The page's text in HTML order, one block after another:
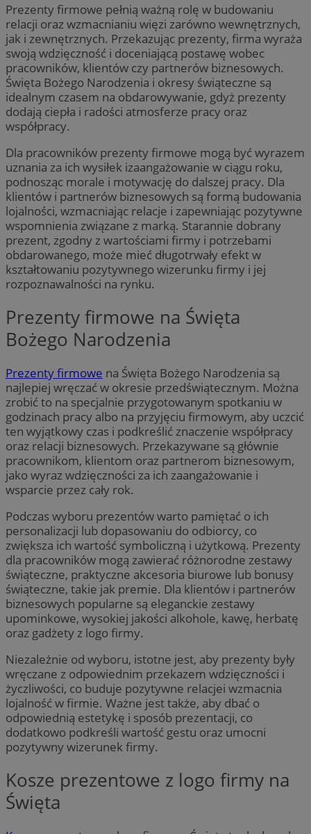
Prezenty firmowe pełnią ważną rolę w budowaniu
relacji oraz wzmacnianiu więzi zarówno wewnętrznych,
jak i zewnętrznych. Przekazując prezenty, firma wyraża
swoją wdzięczność i doceniającą postawę wobec
pracowników, klientów czy partnerów biznesowych.
Święta Bożego Narodzenia i okresy świąteczne są
idealnym czasem na obdarowywanie, gdyż prezenty
dodają ciepła i radości atmosferze pracy oraz
współpracy.
Dla pracowników prezenty firmowe mogą być wyrazem
uznania za ich wysiłek izaangażowanie w ciągu roku,
podnosząc morale i motywację do dalszej pracy. Dla
klientów i partnerów biznesowych są formą budowania
lojalności, wzmacniając relacje i zapewniając pozytywne
wspomnienia związane z marką. Starannie dobrany
prezent, zgodny z wartościami firmy i potrzebami
obdarowanego, może mieć długotrwały efekt w
kształtowaniu pozytywnego wizerunku firmy i jej
rozpoznawalności na rynku.
Prezenty firmowe na Święta
Bożego Narodzenia
Prezenty firmowe na Święta Bożego Narodzenia są
najlepiej wręczać w okresie przedświątecznym. Można
zrobić to na specjalnie przygotowanym spotkaniu w
godzinach pracy albo na przyjęciu firmowym, aby uczcić
ten wyjątkowy czas i podkreślić znaczenie współpracy
oraz relacji biznesowych. Przekazywane są głównie
pracownikom, klientom oraz partnerom biznesowym,
jako wyraz wdzięczności za ich zaangażowanie i
wsparcie przez cały rok.
Podczas wyboru prezentów warto pamiętać o ich
personalizacji lub dopasowaniu do odbiorcy, co
zwiększa ich wartość symboliczną i użytkową. Prezenty
dla pracowników mogą zawierać różnorodne zestawy
świąteczne, praktyczne akcesoria biurowe lub bonusy
świąteczne, takie jak premie. Dla klientów i partnerów
biznesowych popularne są eleganckie zestawy
upominkowe, wysokiej jakości alkohole, kawę, herbatę
oraz gadżety z logo firmy.
Niezależnie od wyboru, istotne jest, aby prezenty były
wręczane z odpowiednim przekazem wdzięczności i
życzliwości, co buduje pozytywne relacjei wzmacnia
lojalność w firmie. Ważne jest także, aby dbać o
odpowiednią estetykę i sposób prezentacji, co
dodatkowo podkreśli wartość gestu oraz umocni
pozytywny wizerunek firmy.
Kosze prezentowe z logo firmy na
Święta